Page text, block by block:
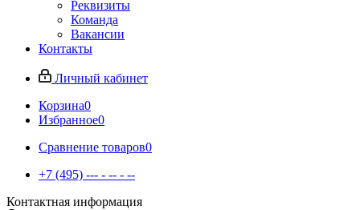
Реквизиты
Команда
Вакансии
Контакты
Личный кабинет
Корзина0
Избранное0
Сравнение товаров0
+7 (495) --- - -- - --
Контактная информация